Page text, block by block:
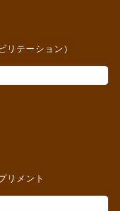
リテーション）
リメント